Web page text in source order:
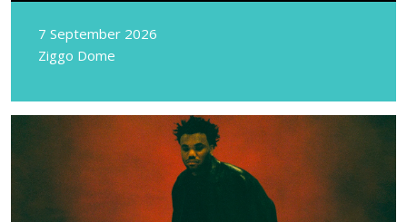
7 September 2026
Ziggo Dome